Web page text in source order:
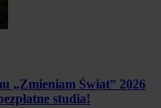
„Zmieniam Świat” 2026
studia!